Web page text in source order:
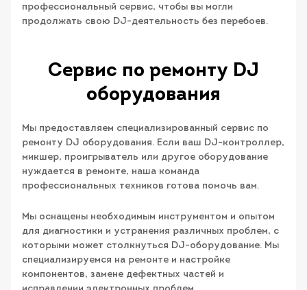
профессиональный сервис, чтобы вы могли
продолжать свою DJ-деятельность без перебоев.
Сервис по ремонту DJ
оборудования
Мы предоставляем специализированный сервис по
ремонту DJ оборудования. Если ваш DJ-контроллер,
микшер, проигрыватель или другое оборудование
нуждается в ремонте, наша команда
профессиональных техников готова помочь вам.
Мы оснащены необходимым инструментом и опытом
для диагностики и устранения различных проблем, с
которыми может столкнуться DJ-оборудование. Мы
специализируемся на ремонте и настройке
компонентов, замене дефектных частей и